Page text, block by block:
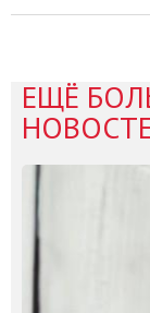
ЕЩЁ